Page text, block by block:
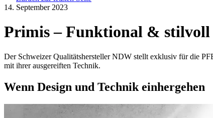
14. September 2023
Primis – Funktional & stilvoll
Der Schweizer Qualitätshersteller NDW stellt exklusiv für die
mit ihrer ausgereiften Technik.
Wenn Design und Technik einhergehen